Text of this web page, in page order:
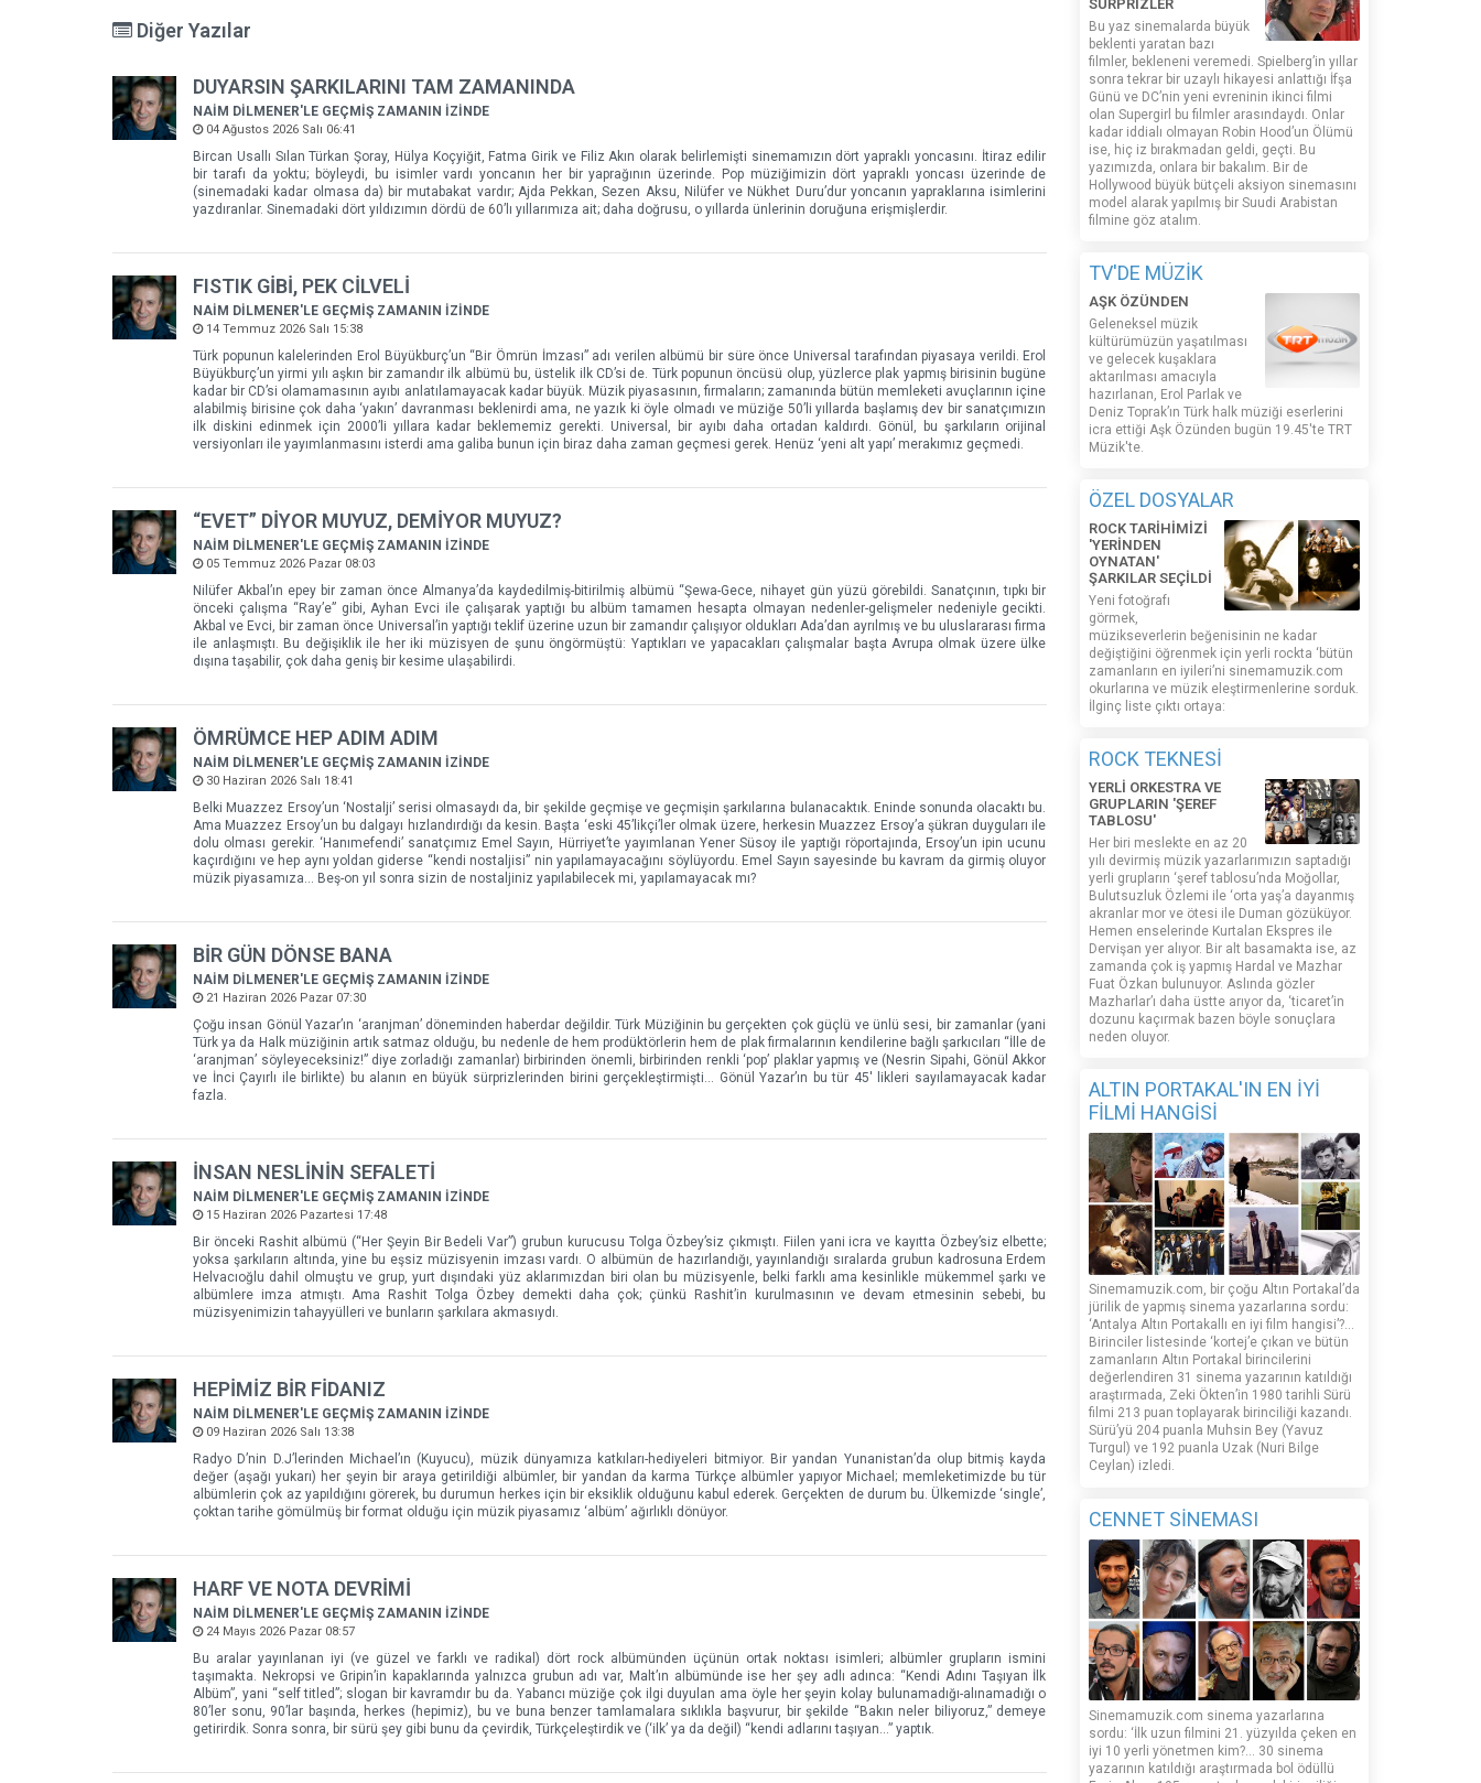
Diğer Yazılar
DUYARSIN ŞARKILARINI TAM ZAMANINDA
NAİM DİLMENER'LE GEÇMİŞ ZAMANIN İZİNDE
04 Ağustos 2026 Salı 06:41
Bircan Usallı Sılan Türkan Şoray, Hülya Koçyiğit, Fatma Girik ve Filiz Akın olarak belirlemişti sinemamızın dört yapraklı yoncasını. İtiraz edilir
bir tarafı da yoktu; böyleydi, bu isimler vardı yoncanın her bir yaprağının üzerinde. Pop müziğimizin dört yapraklı yoncası üzerinde de
(sinemadaki kadar olmasa da) bir mutabakat vardır; Ajda Pekkan, Sezen Aksu, Nilüfer ve Nükhet Duru’dur yoncanın yapraklarına isimlerini
yazdıranlar. Sinemadaki dört yıldızımın dördü de 60’lı yıllarımıza ait; daha doğrusu, o yıllarda ünlerinin doruğuna erişmişlerdir.
FISTIK GİBİ, PEK CİLVELİ
NAİM DİLMENER'LE GEÇMİŞ ZAMANIN İZİNDE
14 Temmuz 2026 Salı 15:38
Türk popunun kalelerinden Erol Büyükburç’un “Bir Ömrün İmzası” adı verilen albümü bir süre önce Universal tarafından piyasaya verildi. Erol
Büyükburç’un yirmi yılı aşkın bir zamandır ilk albümü bu, üstelik ilk CD’si de. Türk popunun öncüsü olup, yüzlerce plak yapmış birisinin bugüne
kadar bir CD’si olamamasının ayıbı anlatılamayacak kadar büyük. Müzik piyasasının, firmaların; zamanında bütün memleketi avuçlarının içine
alabilmiş birisine çok daha ‘yakın’ davranması beklenirdi ama, ne yazık ki öyle olmadı ve müziğe 50’li yıllarda başlamış dev bir sanatçımızın
ilk diskini edinmek için 2000’li yıllara kadar beklememiz gerekti. Universal, bir ayıbı daha ortadan kaldırdı. Gönül, bu şarkıların orijinal
versiyonları ile yayımlanmasını isterdi ama galiba bunun için biraz daha zaman geçmesi gerek. Henüz ‘yeni alt yapı’ merakımız geçmedi.
“EVET” DİYOR MUYUZ, DEMİYOR MUYUZ?
NAİM DİLMENER'LE GEÇMİŞ ZAMANIN İZİNDE
05 Temmuz 2026 Pazar 08:03
Nilüfer Akbal’ın epey bir zaman önce Almanya’da kaydedilmiş-bitirilmiş albümü “Şewa-Gece, nihayet gün yüzü görebildi. Sanatçının, tıpkı bir
önceki çalışma “Ray’e” gibi, Ayhan Evci ile çalışarak yaptığı bu albüm tamamen hesapta olmayan nedenler-gelişmeler nedeniyle gecikti.
Akbal ve Evci, bir zaman önce Universal’in yaptığı teklif üzerine uzun bir zamandır çalışıyor oldukları Ada’dan ayrılmış ve bu uluslararası firma
ile anlaşmıştı. Bu değişiklik ile her iki müzisyen de şunu öngörmüştü: Yaptıkları ve yapacakları çalışmalar başta Avrupa olmak üzere ülke
dışına taşabilir, çok daha geniş bir kesime ulaşabilirdi.
ÖMRÜMCE HEP ADIM ADIM
NAİM DİLMENER'LE GEÇMİŞ ZAMANIN İZİNDE
30 Haziran 2026 Salı 18:41
Belki Muazzez Ersoy’un ‘Nostalji’ serisi olmasaydı da, bir şekilde geçmişe ve geçmişin şarkılarına bulanacaktık. Eninde sonunda olacaktı bu.
Ama Muazzez Ersoy’un bu dalgayı hızlandırdığı da kesin. Başta ‘eski 45’likçi’ler olmak üzere, herkesin Muazzez Ersoy’a şükran duyguları ile
dolu olması gerekir. ‘Hanımefendi’ sanatçımız Emel Sayın, Hürriyet’te yayımlanan Yener Süsoy ile yaptığı röportajında, Ersoy’un ipin ucunu
kaçırdığını ve hep aynı yoldan giderse “kendi nostaljisi” nin yapılamayacağını söylüyordu. Emel Sayın sayesinde bu kavram da girmiş oluyor
müzik piyasamıza... Beş-on yıl sonra sizin de nostaljiniz yapılabilecek mi, yapılamayacak mı?
BİR GÜN DÖNSE BANA
NAİM DİLMENER'LE GEÇMİŞ ZAMANIN İZİNDE
21 Haziran 2026 Pazar 07:30
Çoğu insan Gönül Yazar’ın ‘aranjman’ döneminden haberdar değildir. Türk Müziğinin bu gerçekten çok güçlü ve ünlü sesi, bir zamanlar (yani
Türk ya da Halk müziğinin artık satmaz olduğu, bu nedenle de hem prodüktörlerin hem de plak firmalarının kendilerine bağlı şarkıcıları “İlle de
‘aranjman’ söyleyeceksiniz!” diye zorladığı zamanlar) birbirinden önemli, birbirinden renkli ‘pop’ plaklar yapmış ve (Nesrin Sipahi, Gönül Akkor
ve İnci Çayırlı ile birlikte) bu alanın en büyük sürprizlerinden birini gerçekleştirmişti… Gönül Yazar’ın bu tür 45' likleri sayılamayacak kadar
fazla.
İNSAN NESLİNİN SEFALETİ
NAİM DİLMENER'LE GEÇMİŞ ZAMANIN İZİNDE
15 Haziran 2026 Pazartesi 17:48
Bir önceki Rashit albümü (“Her Şeyin Bir Bedeli Var”) grubun kurucusu Tolga Özbey’siz çıkmıştı. Fiilen yani icra ve kayıtta Özbey’siz elbette;
yoksa şarkıların altında, yine bu eşsiz müzisyenin imzası vardı. O albümün de hazırlandığı, yayınlandığı sıralarda grubun kadrosuna Erdem
Helvacıoğlu dahil olmuştu ve grup, yurt dışındaki yüz aklarımızdan biri olan bu müzisyenle, belki farklı ama kesinlikle mükemmel şarkı ve
albümlere imza atmıştı. Ama Rashit Tolga Özbey demekti daha çok; çünkü Rashit’in kurulmasının ve devam etmesinin sebebi, bu
müzisyenimizin tahayyülleri ve bunların şarkılara akmasıydı.
HEPİMİZ BİR FİDANIZ
NAİM DİLMENER'LE GEÇMİŞ ZAMANIN İZİNDE
09 Haziran 2026 Salı 13:38
Radyo D’nin D.J’lerinden Michael’ın (Kuyucu), müzik dünyamıza katkıları-hediyeleri bitmiyor. Bir yandan Yunanistan’da olup bitmiş kayda
değer (aşağı yukarı) her şeyin bir araya getirildiği albümler, bir yandan da karma Türkçe albümler yapıyor Michael; memleketimizde bu tür
albümlerin çok az yapıldığını görerek, bu durumun herkes için bir eksiklik olduğunu kabul ederek. Gerçekten de durum bu. Ülkemizde ‘single’,
çoktan tarihe gömülmüş bir format olduğu için müzik piyasamız ‘albüm’ ağırlıklı dönüyor.
HARF VE NOTA DEVRİMİ
NAİM DİLMENER'LE GEÇMİŞ ZAMANIN İZİNDE
24 Mayıs 2026 Pazar 08:57
Bu aralar yayınlanan iyi (ve güzel ve farklı ve radikal) dört rock albümünden üçünün ortak noktası isimleri; albümler grupların ismini
taşımakta. Nekropsi ve Gripin’in kapaklarında yalnızca grubun adı var, Malt’ın albümünde ise her şey adlı adınca: “Kendi Adını Taşıyan İlk
Albüm”, yani “self titled”; slogan bir kavramdır bu da. Yabancı müziğe çok ilgi duyulan ama öyle her şeyin kolay bulunamadığı-alınamadığı o
80’ler sonu, 90’lar başında, herkes (hepimiz), bu ve buna benzer tamlamalara sıklıkla başvurur, bir şekilde “Bakın neler biliyoruz,” demeye
getirirdik. Sonra sonra, bir sürü şey gibi bunu da çevirdik, Türkçeleştirdik ve (‘ilk’ ya da değil) “kendi adlarını taşıyan…” yaptık.
SÜRPRİZLER
Bu yaz sinemalarda büyük
beklenti yaratan bazı
filmler, bekleneni veremedi. Spielberg’in yıllar
sonra tekrar bir uzaylı hikayesi anlattığı İfşa
Günü ve DC’nin yeni evreninin ikinci filmi
olan Supergirl bu filmler arasındaydı. Onlar
kadar iddialı olmayan Robin Hood’un Ölümü
ise, hiç iz bırakmadan geldi, geçti. Bu
yazımızda, onlara bir bakalım. Bir de
Hollywood büyük bütçeli aksiyon sinemasını
model alarak yapılmış bir Suudi Arabistan
filmine göz atalım.
TV'DE MÜZİK
AŞK ÖZÜNDEN
Geleneksel müzik
kültürümüzün yaşatılması
ve gelecek kuşaklara
aktarılması amacıyla
hazırlanan, Erol Parlak ve
Deniz Toprak’ın Türk halk müziği eserlerini
icra ettiği Aşk Özünden bugün 19.45'te TRT
Müzik'te.
ÖZEL DOSYALAR
ROCK TARİHİMİZİ
'YERİNDEN
OYNATAN'
ŞARKILAR SEÇİLDİ
Yeni fotoğrafı
görmek,
müzikseverlerin beğenisinin ne kadar
değiştiğini öğrenmek için yerli rockta ‘bütün
zamanların en iyileri’ni sinemamuzik.com
okurlarına ve müzik eleştirmenlerine sorduk.
İlginç liste çıktı ortaya:
ROCK TEKNESİ
YERLİ ORKESTRA VE
GRUPLARIN 'ŞEREF
TABLOSU'
Her biri meslekte en az 20
yılı devirmiş müzik yazarlarımızın saptadığı
yerli grupların ‘şeref tablosu’nda Moğollar,
Bulutsuzluk Özlemi ile ‘orta yaş’a dayanmış
akranlar mor ve ötesi ile Duman gözüküyor.
Hemen enselerinde Kurtalan Ekspres ile
Dervişan yer alıyor. Bir alt basamakta ise, az
zamanda çok iş yapmış Hardal ve Mazhar
Fuat Özkan bulunuyor. Aslında gözler
Mazharlar’ı daha üstte arıyor da, ‘ticaret’in
dozunu kaçırmak bazen böyle sonuçlara
neden oluyor.
ALTIN PORTAKAL'IN EN İYİ
FİLMİ HANGİSİ
Sinemamuzik.com, bir çoğu Altın Portakal’da
jürilik de yapmış sinema yazarlarına sordu:
‘Antalya Altın Portakallı en iyi film hangisi’?...
Birinciler listesinde ‘kortej’e çıkan ve bütün
zamanların Altın Portakal birincilerini
değerlendiren 31 sinema yazarının katıldığı
araştırmada, Zeki Ökten’in 1980 tarihli Sürü
filmi 213 puan toplayarak birinciliği kazandı.
Sürü’yü 204 puanla Muhsin Bey (Yavuz
Turgul) ve 192 puanla Uzak (Nuri Bilge
Ceylan) izledi.
CENNET SİNEMASI
Sinemamuzik.com sinema yazarlarına
sordu: ‘İlk uzun filmini 21. yüzyılda çeken en
iyi 10 yerli yönetmen kim?... 30 sinema
yazarının katıldığı araştırmada bol ödüllü